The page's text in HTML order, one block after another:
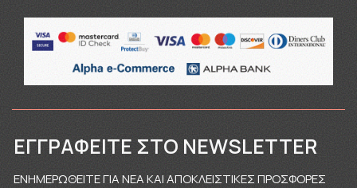
ΕΓΓΡΑΦΕΊΤΕ ΣΤΟ NEWSLETTER
ΕΝΗΜΕΡΩΘΕΙΤΕ ΓΙΑ ΝΕΑ ΚΑΙ ΑΠΟΚΛΕΙΣΤΙΚΕΣ ΠΡΟΣΦΟΡΕΣ